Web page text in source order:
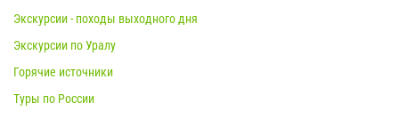
Экскурсии - походы выходного дня
Экскурсии по Уралу
Горячие источники
Туры по России